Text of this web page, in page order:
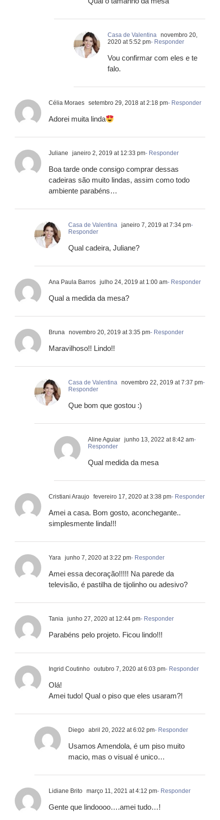
Casa de Valentina novembro 20,
2020 at 5:52 pm- Responder
Vou confirmar com eles e te
falo.
Célia Moraes setembro 29, 2018 at 2:18 pm- Responder
Adorei muita linda
Juliane janeiro 2, 2019 at 12:33 pm- Responder
Boa tarde onde consigo comprar dessas
cadeiras são muito lindas, assim como todo
ambiente parabéns…
Casa de Valentina janeiro 7, 2019 at 7:34 pm-
Responder
Qual cadeira, Juliane?
Ana Paula Barros julho 24, 2019 at 1:00 am- Responder
Qual a medida da mesa?
Bruna novembro 20, 2019 at 3:35 pm- Responder
Maravilhoso!! Lindo!!
Casa de Valentina novembro 22, 2019 at 7:37 pm-
Responder
Que bom que gostou :)
Aline Aguiar junho 13, 2022 at 8:42 am-
Responder
Qual medida da mesa
Cristiani Araujo fevereiro 17, 2020 at 3:38 pm- Responder
Amei a casa. Bom gosto, aconchegante..
simplesmente linda!!!
Yara junho 7, 2020 at 3:22 pm- Responder
Amei essa decoração!!!!! Na parede da
televisão, é pastilha de tijolinho ou adesivo?
Tania junho 27, 2020 at 12:44 pm- Responder
Parabéns pelo projeto. Ficou lindo!!!
Ingrid Coutinho outubro 7, 2020 at 6:03 pm- Responder
Olá!
Amei tudo! Qual o piso que eles usaram?!
Diego abril 20, 2022 at 6:02 pm- Responder
Usamos Amendola, é um piso muito
macio, mas o visual é unico…
Lidiane Brito março 11, 2021 at 4:12 pm- Responder
Gente que lindoooo….amei tudo…!